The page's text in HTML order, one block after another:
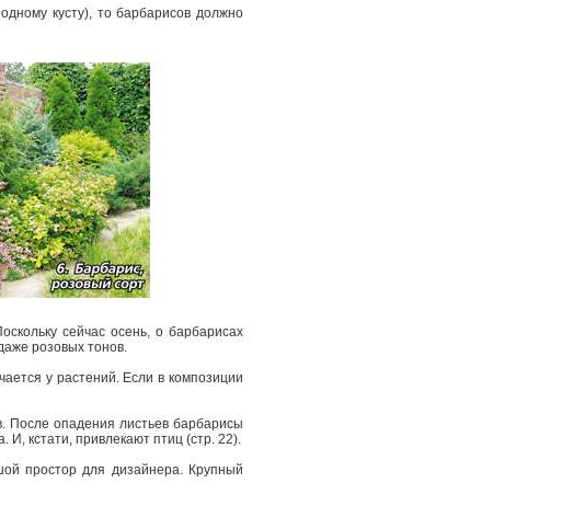
кусту), то барбарисов должно
сейчас осень, о барбарисах
розовых тонов.
у растений. Если в композиции
После опадения листьев барбарисы
кстати, привлекают птиц (стр. 22).
простор для дизайнера. Крупный